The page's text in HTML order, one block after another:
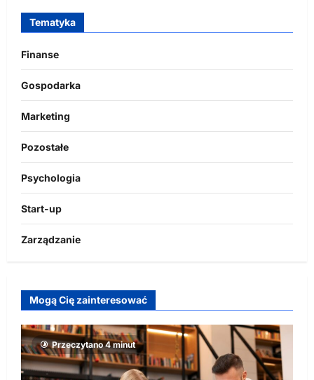
Tematyka
Finanse
Gospodarka
Marketing
Pozostałe
Psychologia
Start-up
Zarządzanie
Mogą Cię zainteresować
Przeczytano 4 minut